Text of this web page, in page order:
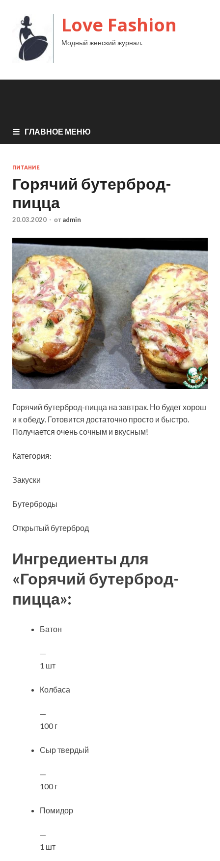
Love Fashion
Модный женский журнал.
ГЛАВНОЕ МЕНЮ
ПИТАНИЕ
Горячий бутерброд-
пицца
20.03.2020 - от admin
Горячий бутерброд-пицца на завтрак. Но будет хорош
и к обеду. Готовится достаточно просто и быстро.
Получается очень сочным и вкусным!
Категория:
Закуски
Бутерброды
Открытый бутерброд
Ингредиенты для
«Горячий бутерброд-
пицца»:
Батон
—
1 шт
Колбаса
—
100 г
Сыр твердый
—
100 г
Помидор
—
1 шт